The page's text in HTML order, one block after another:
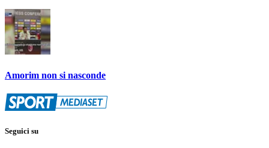
Amorim non si nasconde
Seguici su